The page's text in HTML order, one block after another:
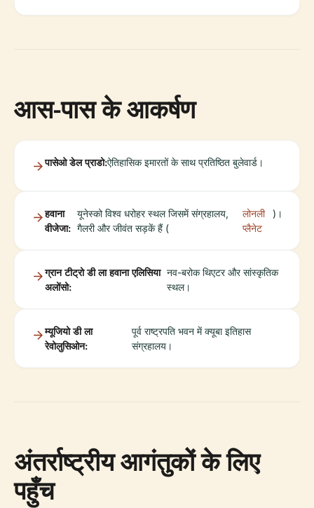
आस-पास के आकर्षण
पासेओ डेल प्राडो:ऐतिहासिक इमारतों के साथ प्रतिष्ठित बुलेवार्ड।
हवाना
वीजेजा:
यूनेस्को विश्व धरोहर स्थल जिसमें संग्रहालय,
गैलरी और जीवंत सड़कें हैं (
लोनली
प्लैनेट
)।
ग्रान टीट्रो डी ला हवाना एलिसिया
अलोंसो:
नव-बरोक थिएटर और सांस्कृतिक
स्थल।
म्यूजियो डी ला
रेवोलुसिओन:
पूर्व राष्ट्रपति भवन में क्यूबा इतिहास
संग्रहालय।
अंतर्राष्ट्रीय आगंतुकों के लिए
पहुँच